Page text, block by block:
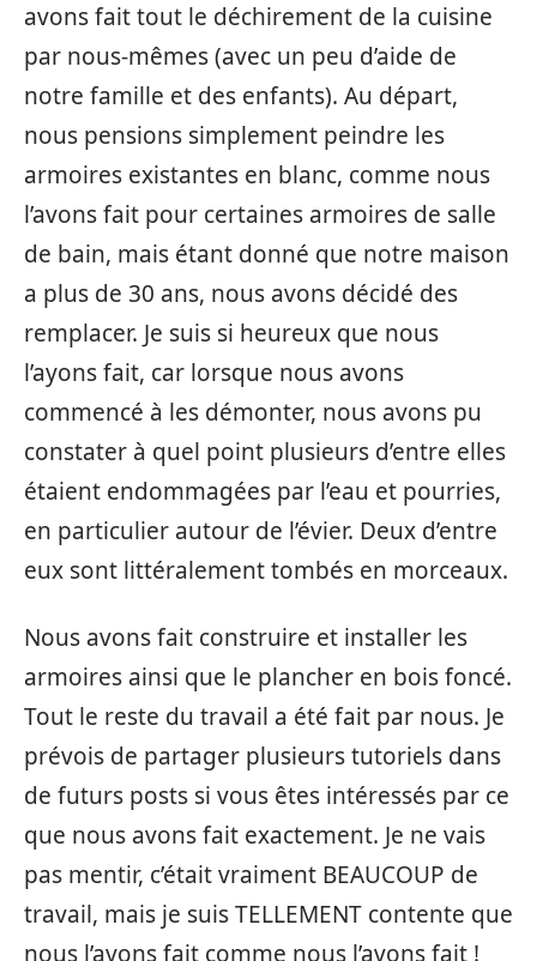
avons fait tout le déchirement de la cuisine
par nous-mêmes (avec un peu d’aide de
notre famille et des enfants). Au départ,
nous pensions simplement peindre les
armoires existantes en blanc, comme nous
l’avons fait pour certaines armoires de salle
de bain, mais étant donné que notre maison
a plus de 30 ans, nous avons décidé des
remplacer. Je suis si heureux que nous
l’ayons fait, car lorsque nous avons
commencé à les démonter, nous avons pu
constater à quel point plusieurs d’entre elles
étaient endommagées par l’eau et pourries,
en particulier autour de l’évier. Deux d’entre
eux sont littéralement tombés en morceaux.
Nous avons fait construire et installer les
armoires ainsi que le plancher en bois foncé.
Tout le reste du travail a été fait par nous. Je
prévois de partager plusieurs tutoriels dans
de futurs posts si vous êtes intéressés par ce
que nous avons fait exactement. Je ne vais
pas mentir, c’était vraiment BEAUCOUP de
travail, mais je suis TELLEMENT contente que
nous l’ayons fait comme nous l’avons fait !